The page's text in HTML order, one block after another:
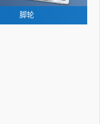
脚轮